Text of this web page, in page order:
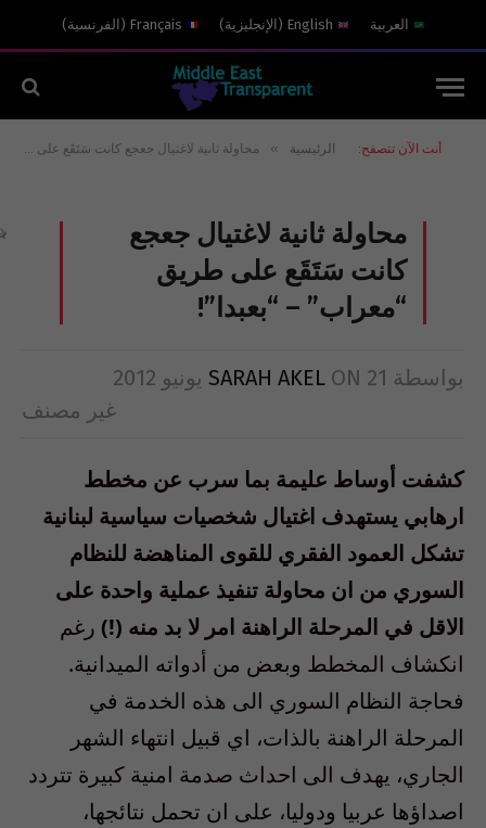
العربية English
( الإنجليزية)
Français
( الفرنسية)
أنت الآن تتصفح: الرئيسية » محاولة ثانية لاغتيال جعجع كانت سَتَقَع على طريق “معراب” – “بعبدا”!
محاولة ثانية لاغتيال جعجع
كانت سَتَقَع على طريق
“معراب” – “بعبدا”!
بواسطة SARAH AKEL ON 21 يونيو 2012
غير مصنف
كشفت أوساط عليمة بما سرب عن مخطط
ارهابي يستهدف اغتيال شخصيات سياسية لبنانية
تشكل العمود الفقري للقوى المناهضة للنظام
السوري من ان محاولة تنفيذ عملية واحدة على
الاقل في المرحلة الراهنة امر لا بد منه (!) رغم
انكشاف المخطط وبعض من أدواته الميدانية.
فحاجة النظام السوري الى هذه الخدمة في
المرحلة الراهنة بالذات، اي قبيل انتهاء الشهر
الجاري، يهدف الى احداث صدمة امنية كبيرة تتردد
اصداؤها عربيا ودوليا، على ان تحمل نتائجها،